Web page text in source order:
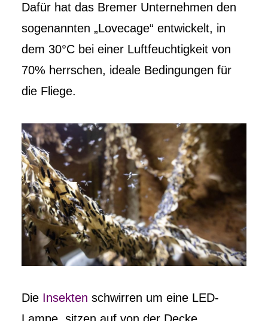
Dafür hat das Bremer Unternehmen den
sogenannten „Lovecage“ entwickelt, in
dem 30°C bei einer Luftfeuchtigkeit von
70% herrschen, ideale Bedingungen für
die Fliege.
Die Insekten schwirren um eine LED-